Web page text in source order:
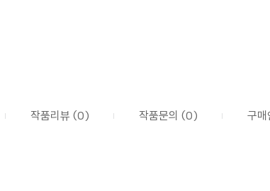
작품리뷰 (0) 작품문의 (0) 구매